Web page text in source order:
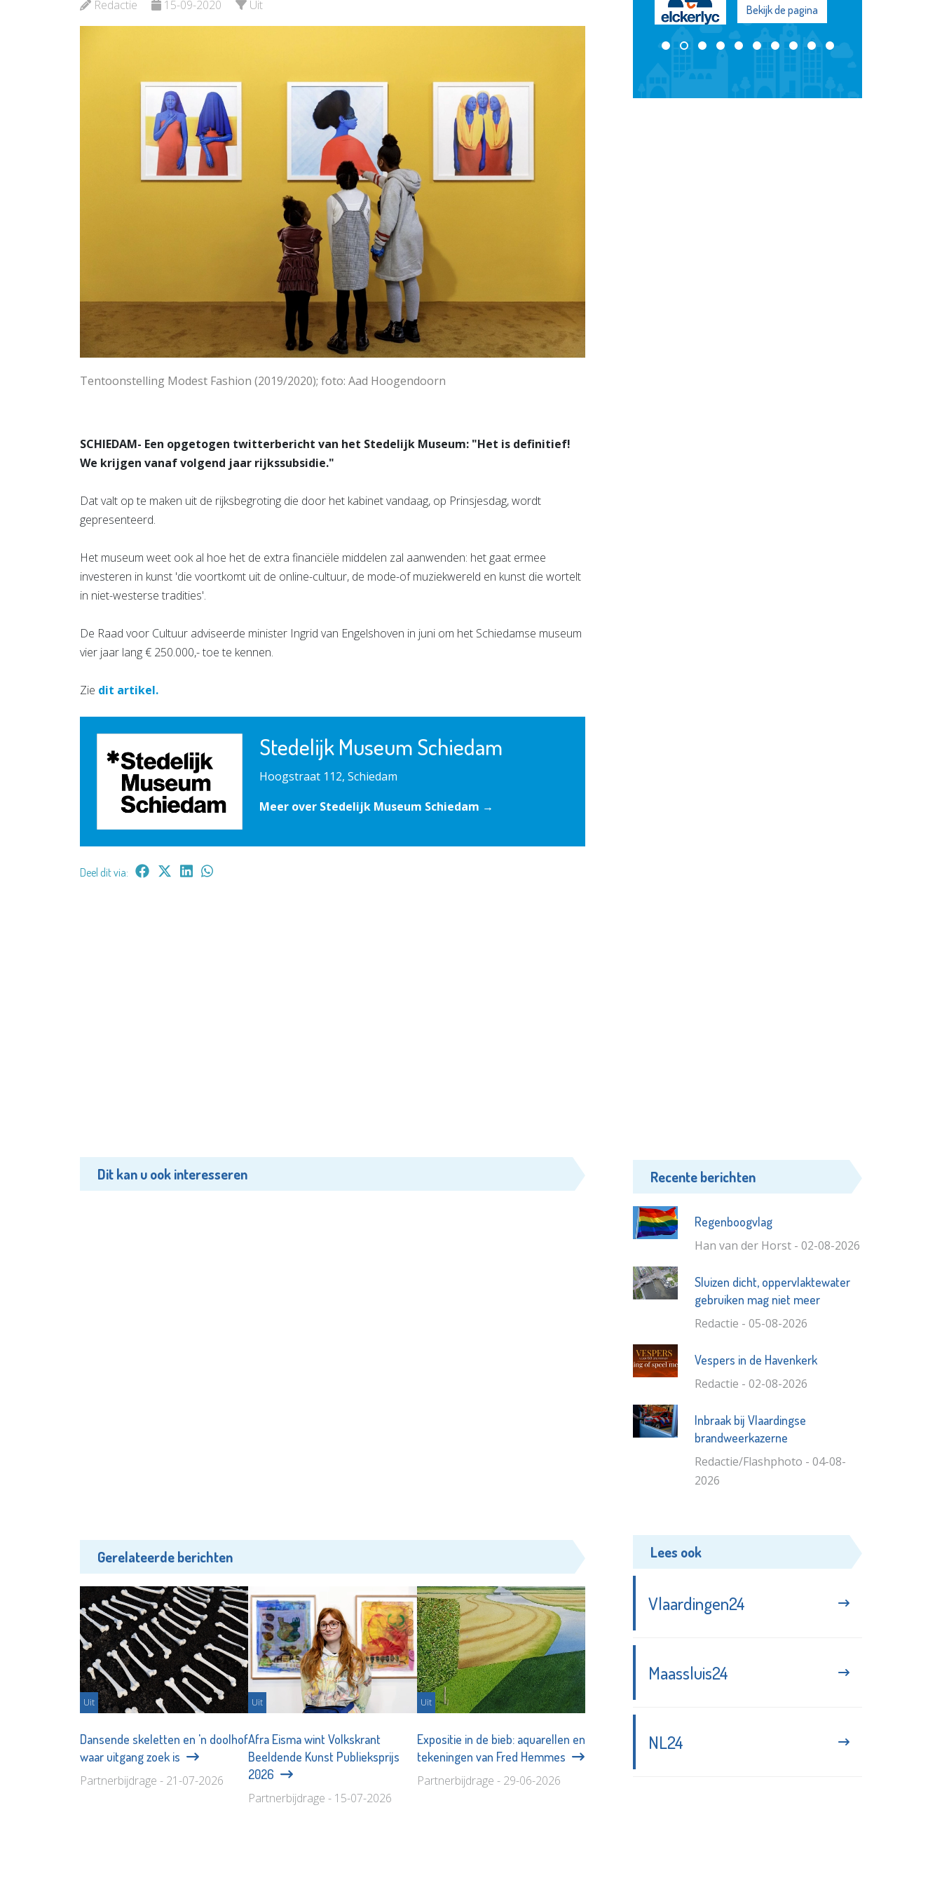
Redactie 15-09-2020 Uit
Tentoonstelling Modest Fashion (2019/2020); foto: Aad Hoogendoorn
SCHIEDAM- Een opgetogen twitterbericht van het Stedelijk Museum: "Het is definitief!
We krijgen vanaf volgend jaar rijkssubsidie."
Dat valt op te maken uit de rijksbegroting die door het kabinet vandaag, op Prinsjesdag, wordt
gepresenteerd.
Het museum weet ook al hoe het de extra financiële middelen zal aanwenden: het gaat ermee
investeren in kunst 'die voortkomt uit de online-cultuur, de mode-of muziekwereld en kunst die wortelt
in niet-westerse tradities'.
De Raad voor Cultuur adviseerde minister Ingrid van Engelshoven in juni om het Schiedamse museum
vier jaar lang € 250.000,- toe te kennen.
Zie dit artikel.
Stedelijk Museum Schiedam
Hoogstraat 112, Schiedam
Meer over Stedelijk Museum Schiedam →
Deel dit via:
Dit kan u ook interesseren
Gerelateerde berichten
Uit
Dansende skeletten en 'n doolhof
waar uitgang zoek is
Partnerbijdrage - 21-07-2026
Uit
Afra Eisma wint Volkskrant
Beeldende Kunst Publieksprijs
2026
Partnerbijdrage - 15-07-2026
Uit
Expositie in de bieb: aquarellen en
tekeningen van Fred Hemmes
Partnerbijdrage - 29-06-2026
Bekijk de pagina
Bekijk de pagina
Bekijk de pagina
Recente berichten
Regenboogvlag
Han van der Horst - 02-08-2026
Sluizen dicht, oppervlaktewater
gebruiken mag niet meer
Redactie - 05-08-2026
Vespers in de Havenkerk
Redactie - 02-08-2026
Inbraak bij Vlaardingse
brandweerkazerne
Redactie/Flashphoto - 04-08-
2026
Lees ook
Vlaardingen24
Maassluis24
NL24